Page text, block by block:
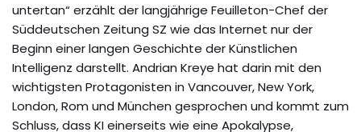
untertan“ erzählt der langjährige Feuilleton-Chef der
Süddeutschen Zeitung SZ wie das Internet nur der
Beginn einer langen Geschichte der Künstlichen
Intelligenz darstellt. Andrian Kreye hat darin mit den
wichtigsten Protagonisten in Vancouver, New York,
London, Rom und München gesprochen und kommt zum
Schluss, dass KI einerseits wie eine Apokalypse,